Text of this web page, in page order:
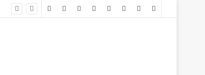
Random